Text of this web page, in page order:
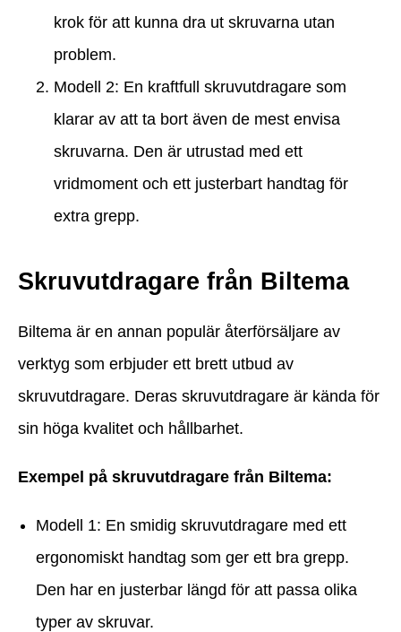
krok för att kunna dra ut skruvarna utan
problem.
Modell 2: En kraftfull skruvutdragare som
klarar av att ta bort även de mest envisa
skruvarna. Den är utrustad med ett
vridmoment och ett justerbart handtag för
extra grepp.
Skruvutdragare från Biltema
Biltema är en annan populär återförsäljare av
verktyg som erbjuder ett brett utbud av
skruvutdragare. Deras skruvutdragare är kända för
sin höga kvalitet och hållbarhet.
Exempel på skruvutdragare från Biltema:
Modell 1: En smidig skruvutdragare med ett
ergonomiskt handtag som ger ett bra grepp.
Den har en justerbar längd för att passa olika
typer av skruvar.